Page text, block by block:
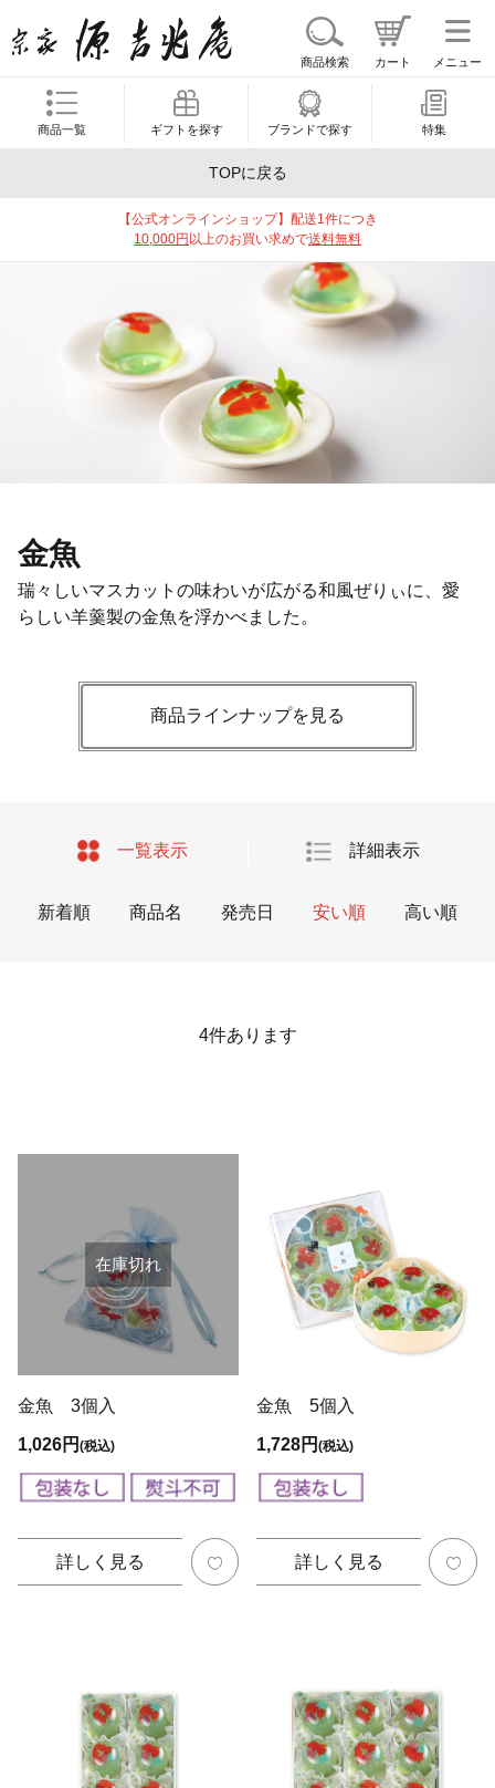
商品検索 カート メニュー
商品一覧 ギフトを探す ブランドで探す 特集
TOPに戻る
【公式オンラインショップ】配送1件につき
10,000円 以上のお買い求めで送料無料
金魚
瑞々しいマスカットの味わいが広がる和風ぜりぃに、愛
らしい羊羹製の金魚を浮かべました。
商品ラインナップを見る
一覧表示 詳細表示
新着順 商品名 発売日 安い順 高い順
4件あります
在庫切れ
金魚 3個入
1,026円(税込)
詳しく見る
金魚 5個入
1,728円(税込)
詳しく見る